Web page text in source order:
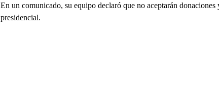
En un comunicado, su equipo declaró que no aceptarán
presidencial.